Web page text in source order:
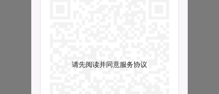
请先阅读并同意服务协议